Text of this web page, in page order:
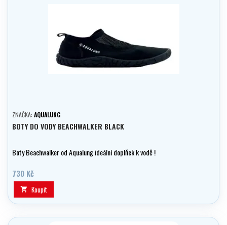
ZNAČKA: AQUALUNG
BOTY DO VODY BEACHWALKER BLACK
Boty Beachwalker od Aqualung ideální doplňek k vodě !
730 Kč
 Koupit